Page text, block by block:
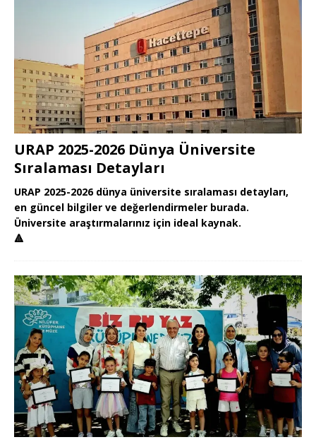
URAP 2025-2026 Dünya Üniversite
Sıralaması Detayları
URAP 2025-2026 dünya üniversite sıralaması detayları,
en güncel bilgiler ve değerlendirmeler burada.
Üniversite araştırmalarınız için ideal kaynak.
🔺